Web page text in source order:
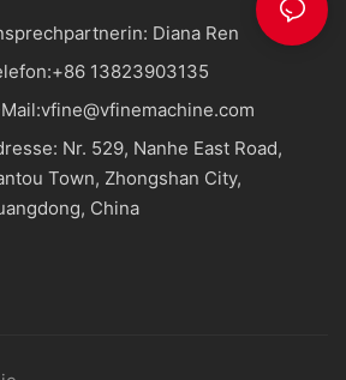
Diana Ren
+86 13823903135
vfine@vfinemachine.com
Nr. 529, Nanhe East Road,
Town, Zhongshan City,
China